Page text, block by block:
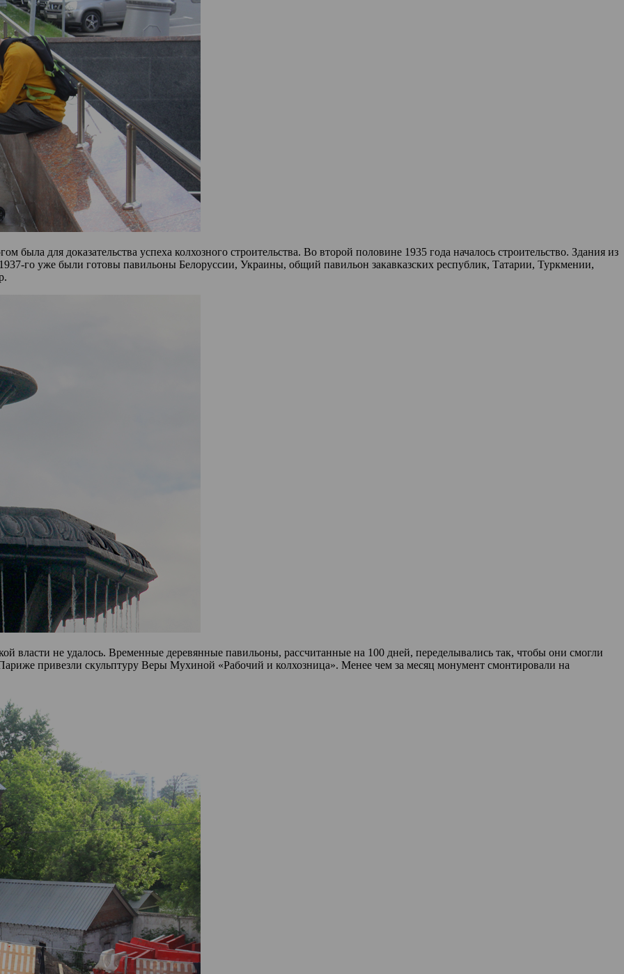
для доказательства успеха колхозного строительства. Во второй половине 1935 года началось строительство. Здания из
го уже были готовы павильоны Белоруссии, Украины, общий павильон закавказских республик, Татарии, Туркмении,
власти не удалось. Временные деревянные павильоны, рассчитанные на 100 дней, переделывались так, чтобы они смогли
привезли скульптуру Веры Мухиной «Рабочий и колхозница». Менее чем за месяц монумент смонтировали на